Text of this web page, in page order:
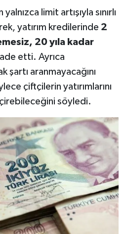
limit artışıyla sınırlı
yatırım kredilerinde 2
20 yıla kadar
etti. Ayrıca
şartı aranmayacağını
çiftçilerin yatırımlarını
söyledi.